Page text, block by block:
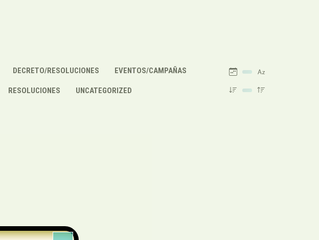
DECRETO/RESOLUCIONES EVENTOS/CAMPAÑAS
RESOLUCIONES UNCATEGORIZED